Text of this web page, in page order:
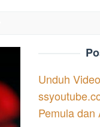
Unduh
Pemula dan